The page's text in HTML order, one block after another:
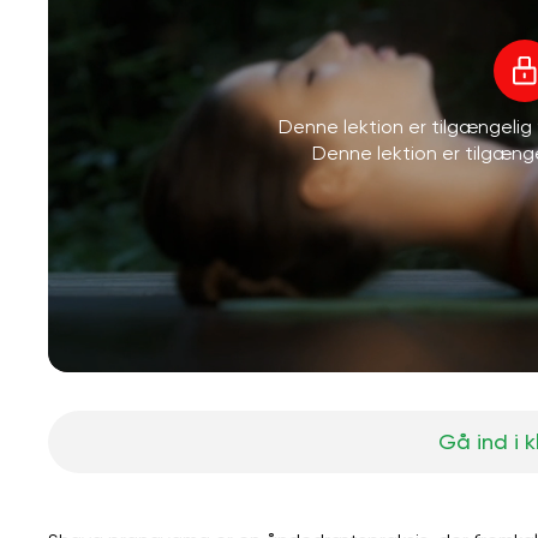
Denne lektion er tilgængelig
Denne lektion er
Gå ind i